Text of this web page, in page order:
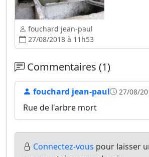
fouchard jean-paul
27/08/2018 à 11h53
Commentaires (1)
fouchard jean-paul 27/08/
Rue de l'arbre mort
Connectez-vous pour laisser